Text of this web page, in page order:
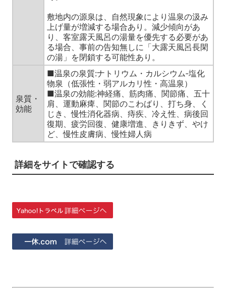
敷地内の源泉は、自然現象により温泉の汲み
上げ量が増減する場合あり。減少傾向があ
り、客室露天風呂の湯量を優先する必要があ
る場合、事前の告知無しに「大露天風呂長閑
の湯」を閉鎖する可能性あり。
泉質・
効能
■温泉の泉質:ナトリウム・カルシウム‐塩化
物泉（低張性・弱アルカリ性・高温泉）
■温泉の効能:神経痛、筋肉痛、関節痛、五十
肩、運動麻痺、関節のこわばり、打ち身、く
じき、慢性消化器病、痔疾、冷え性、病後回
復期、疲労回復、健康増進、きりきず、やけ
ど、慢性皮膚病、慢性婦人病
詳細をサイトで確認する